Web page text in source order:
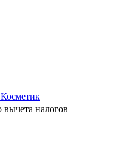
вычета налогов